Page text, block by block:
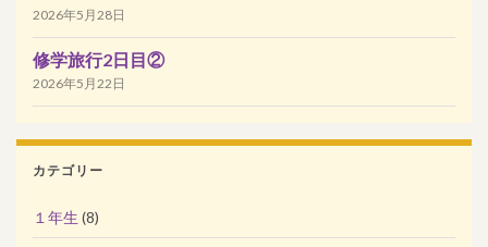
2026年5月28日
修学旅行2日目②
2026年5月22日
カテゴリー
１年生 (8)